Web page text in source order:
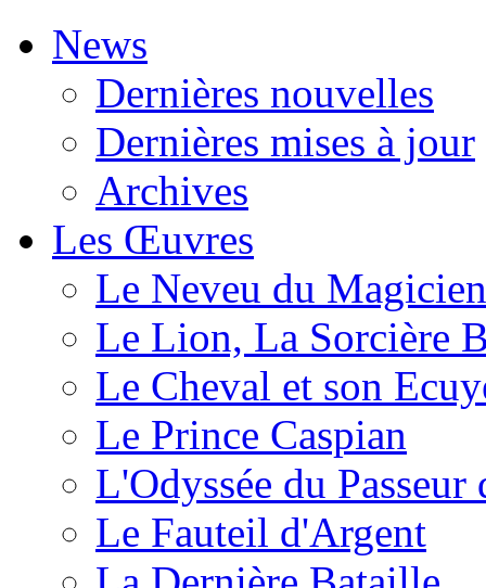
News
Dernières nouvelles
Dernières mises à jour
Archives
Les Œuvres
Le Neveu du Magicien
Le Lion, La Sorcière
Le Cheval et son
Le Prince Caspian
L'Odyssée du
Le Fauteil d'Argent